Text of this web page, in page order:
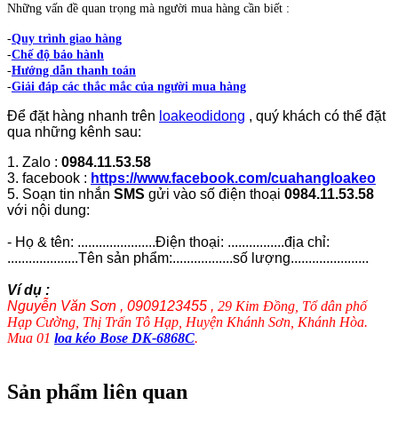
Những vấn đề quan trọng mà người mua hàng cần biết :
-Quy trình giao hàng
-Chế độ bảo hành
-Hướng dẫn thanh toán
-Giải đáp các thắc mắc của người mua hàng
Để đặt hàng nhanh trên loakeodidong , quý khách có thể đặt
qua những kênh sau:
1. Zalo : 0984.11.53.58
3. facebook : https://www.facebook.com/cuahangloakeo
5. Soạn tin nhắn SMS gửi vào số điện thoại 0984.11.53.58
với nội dung:
- Họ & tên: ......................Điện thoại: ................địa chỉ:
....................Tên sản phẩm:.................số lượng......................
Ví dụ :
Nguyễn Văn Sơn , 0909123455 , 29 Kim Đồng, Tổ dân phố
Hạp Cường, Thị Trấn Tô Hạp, Huyện Khánh Sơn, Khánh Hòa.
Mua 01 loa kéo Bose DK-6868C.
Sản phẩm liên quan